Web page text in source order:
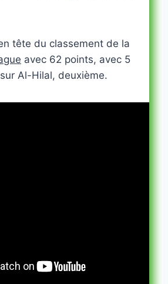
tête du classement de la
avec 62 points, avec 5
Al-Hilal, deuxième.